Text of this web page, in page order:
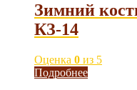
Зимний
КЗ-14
Оценка 0 из 5
Подробнее